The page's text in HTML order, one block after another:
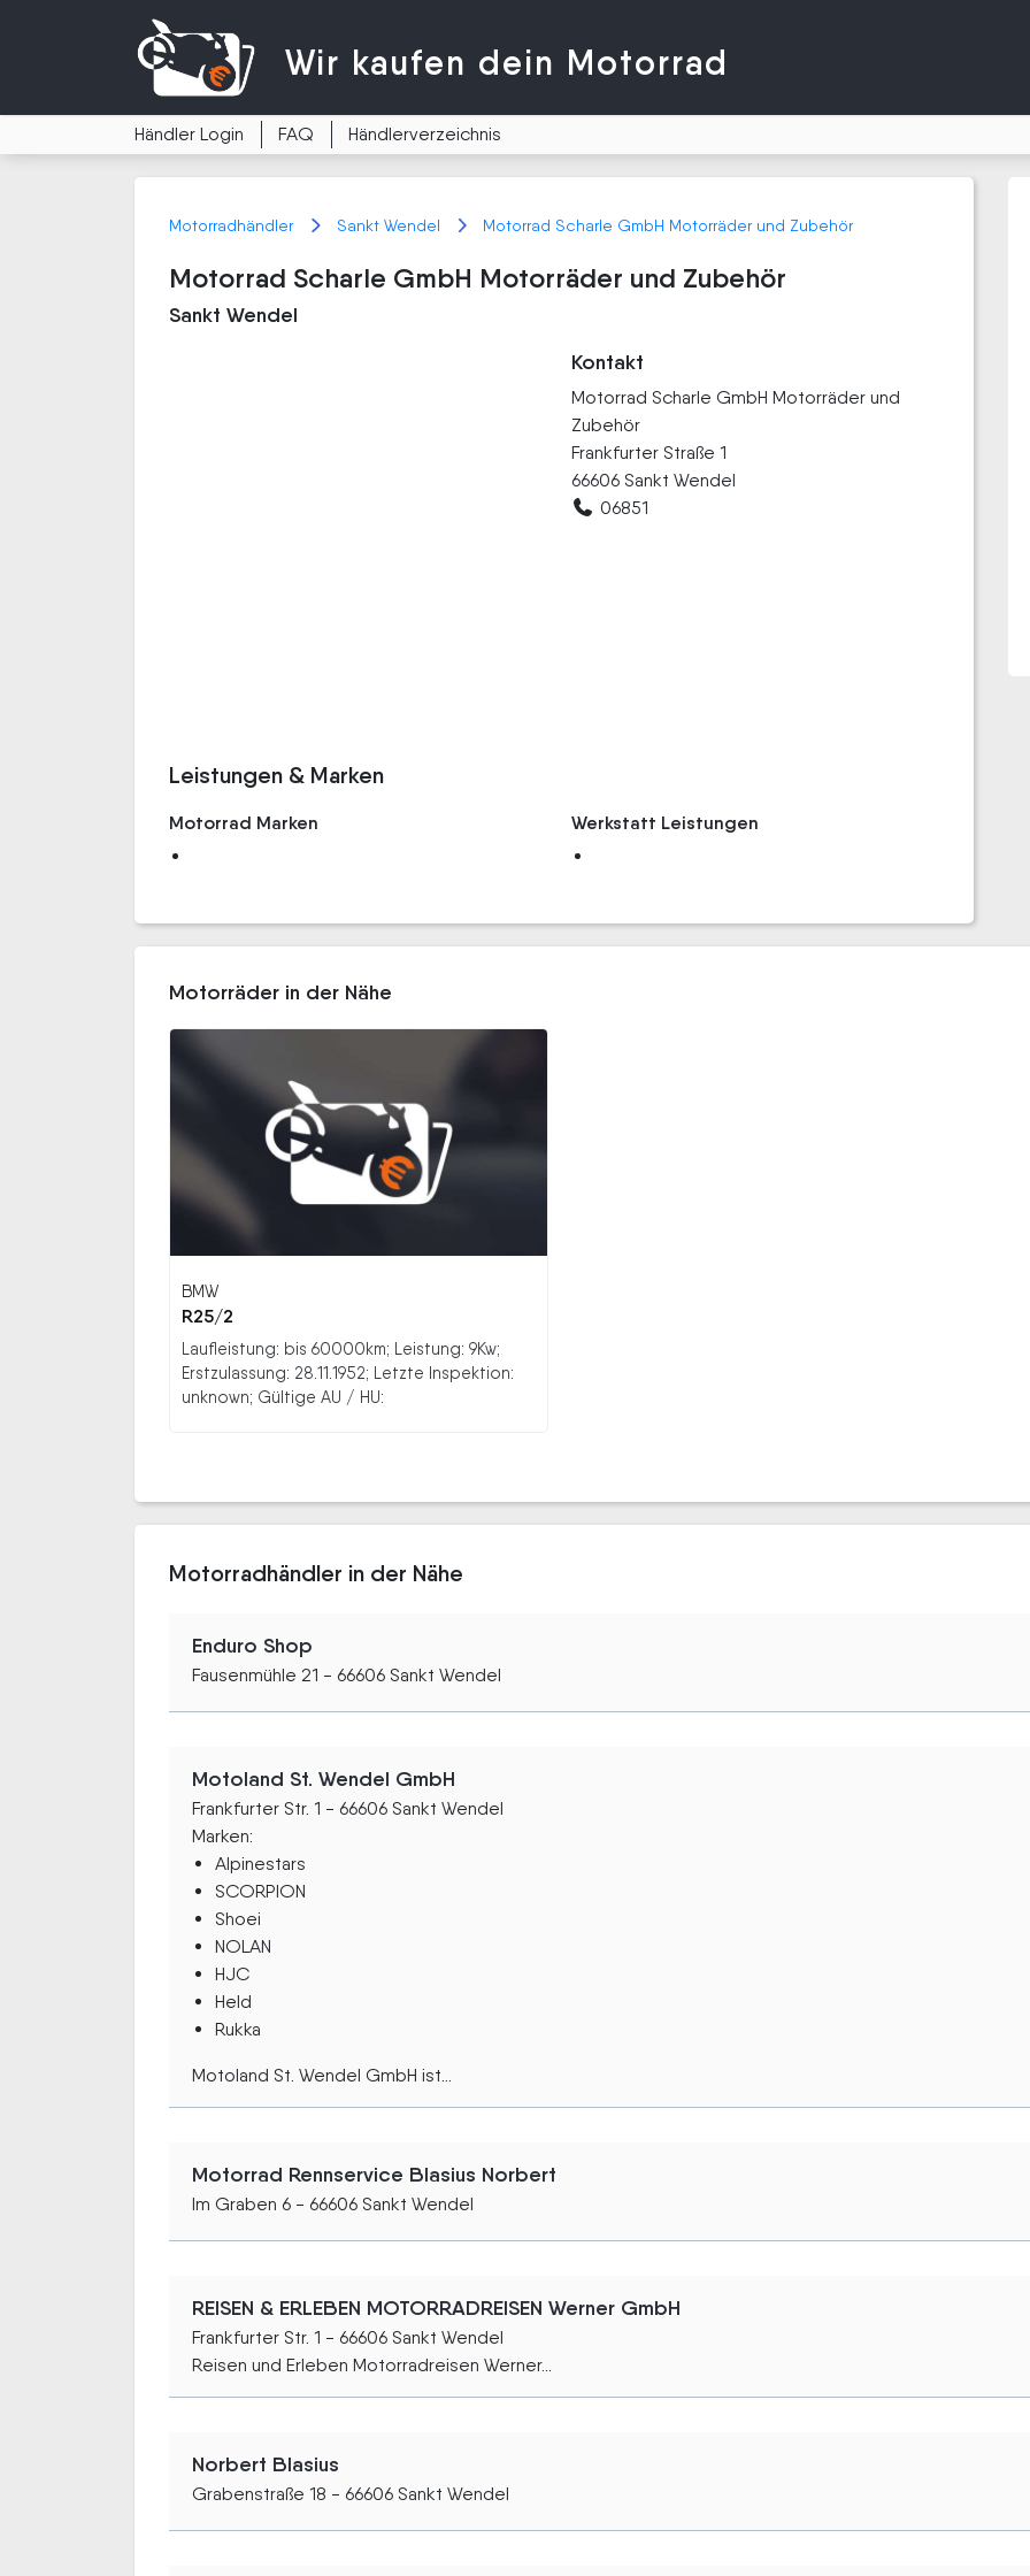
Wir kaufen dein Motorrad
Händler Login FAQ Händlerverzeichnis
Motorradhändler Sankt Wendel Motorrad Scharle GmbH Motorräder und Zubehör
Motorrad Scharle GmbH Motorräder und Zubehör
Sankt Wendel
Kontakt
Motorrad Scharle GmbH Motorräder und
Zubehör
Frankfurter Straße 1
66606 Sankt Wendel
06851
Leistungen & Marken
Motorrad Marken Werkstatt Leistungen
Motorräder in der Nähe
BMW
R25/2
Laufleistung: bis 60000km; Leistung: 9Kw;
Erstzulassung: 28.11.1952; Letzte Inspektion:
unknown; Gültige AU / HU:
Motorradhändler in der Nähe
Enduro Shop
Fausenmühle 21 - 66606 Sankt Wendel
Motoland St. Wendel GmbH
Frankfurter Str. 1 - 66606 Sankt Wendel
Marken:
Alpinestars
SCORPION
Shoei
NOLAN
HJC
Held
Rukka
Motoland St. Wendel GmbH ist...
Motorrad Rennservice Blasius Norbert
Im Graben 6 - 66606 Sankt Wendel
REISEN & ERLEBEN MOTORRADREISEN Werner GmbH
Frankfurter Str. 1 - 66606 Sankt Wendel
Reisen und Erleben Motorradreisen Werner...
Norbert Blasius
Grabenstraße 18 - 66606 Sankt Wendel